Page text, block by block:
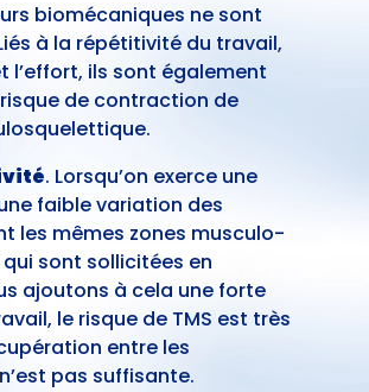
biomécaniques ne sont
à la répétitivité du travail,
l’effort, ils sont également
de contraction de
. Lorsqu’on exerce une
faible variation des
les mêmes zones musculo-
sont sollicitées en
ajoutons à cela une forte
le risque de TMS est très
entre les
pas suffisante.